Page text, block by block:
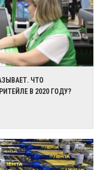
ЧТО
В 2020 ГОДУ?